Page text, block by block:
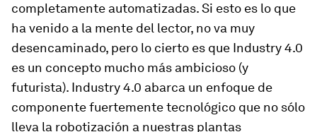
completamente automatizadas. Si esto es lo que
ha venido a la mente del lector, no va muy
desencaminado, pero lo cierto es que Industry 4.0
es un concepto mucho más ambicioso (y
futurista). Industry 4.0 abarca un enfoque de
componente fuertemente tecnológico que no sólo
lleva la robotización a nuestras plantas